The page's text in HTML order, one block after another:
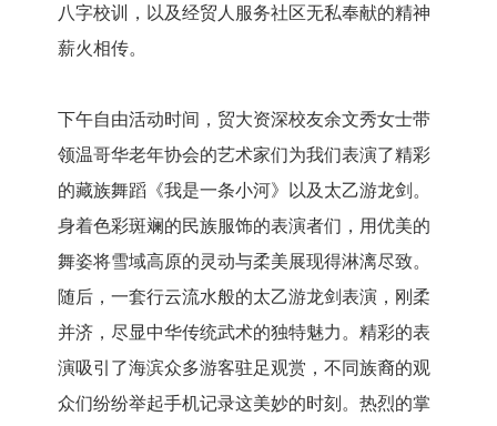
八字校训，以及经贸人服务社区无私奉献的精神
薪火相传。
下午自由活动时间，贸大资深校友余文秀女士带
领温哥华老年协会的艺术家们为我们表演了精彩
的藏族舞蹈《我是一条小河》以及太乙游龙剑。
身着色彩斑斓的民族服饰的表演者们，用优美的
舞姿将雪域高原的灵动与柔美展现得淋漓尽致。
随后，一套行云流水般的太乙游龙剑表演，刚柔
并济，尽显中华传统武术的独特魅力。精彩的表
演吸引了海滨众多游客驻足观赏，不同族裔的观
众们纷纷举起手机记录这美妙的时刻。热烈的掌